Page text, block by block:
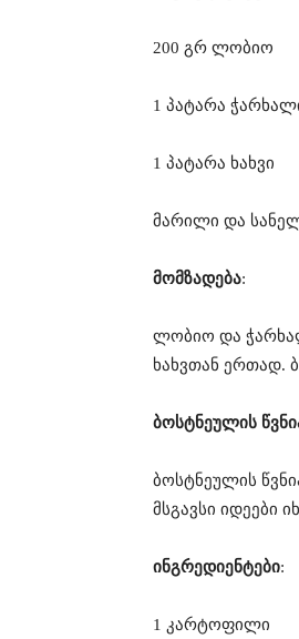
200 გრ ლობიო
1 პატარა
1 პატარა ხახვი
მარილი და
მომზადება:
ლობიო და
ხახვთან ერთად.
ბოსტნეულის
ბოსტნეულის
მსგავსი იდეები
ინგრედიენტები:
1 კარტოფილი